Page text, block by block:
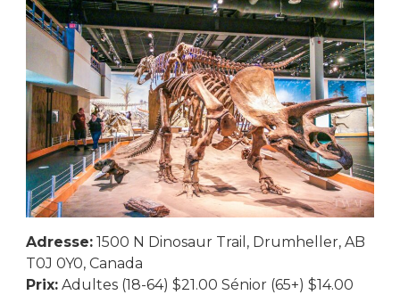
Adresse: 1500 N Dinosaur Trail, Drumheller, AB
T0J 0Y0, Canada
Prix: Adultes (18-64) $21.00 Sénior (65+) $14.00